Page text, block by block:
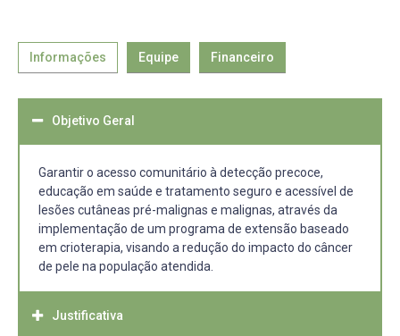
Informações Equipe Financeiro
Objetivo Geral
Garantir o acesso comunitário à detecção precoce,
educação em saúde e tratamento seguro e acessível de
lesões cutâneas pré-malignas e malignas, através da
implementação de um programa de extensão baseado
em crioterapia, visando a redução do impacto do câncer
de pele na população atendida.
Justificativa